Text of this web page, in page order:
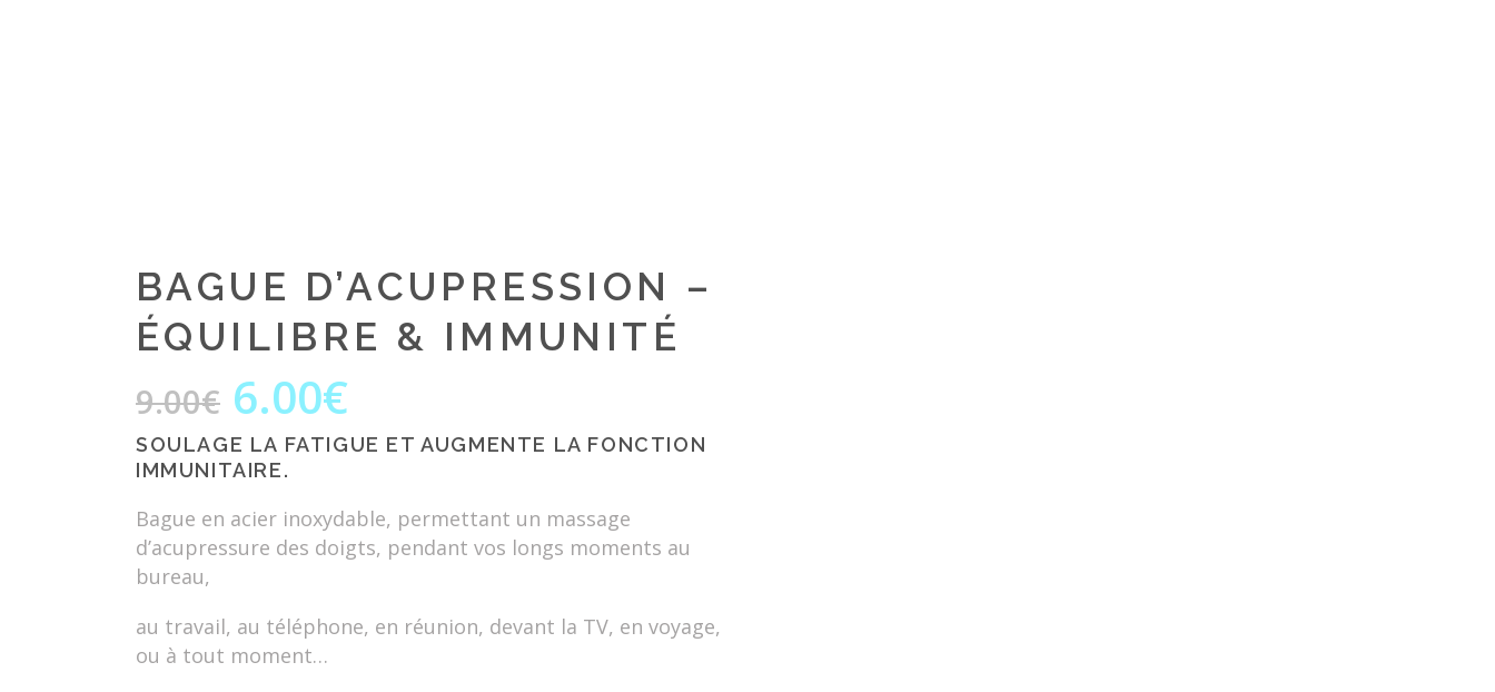
BAGUE D’ACUPRESSION –
ÉQUILIBRE & IMMUNITÉ
9.00€ Le
initial
était :
9.00€.
6.00€
actuel
6.00€.
SOULAGE LA FATIGUE ET AUGMENTE LA FONCTION
IMMUNITAIRE.
Bague en acier inoxydable, permettant un massage
d’acupressure des doigts, pendant vos longs moments au
bureau,
au travail, au téléphone, en réunion, devant la TV, en voyage,
ou à tout moment…